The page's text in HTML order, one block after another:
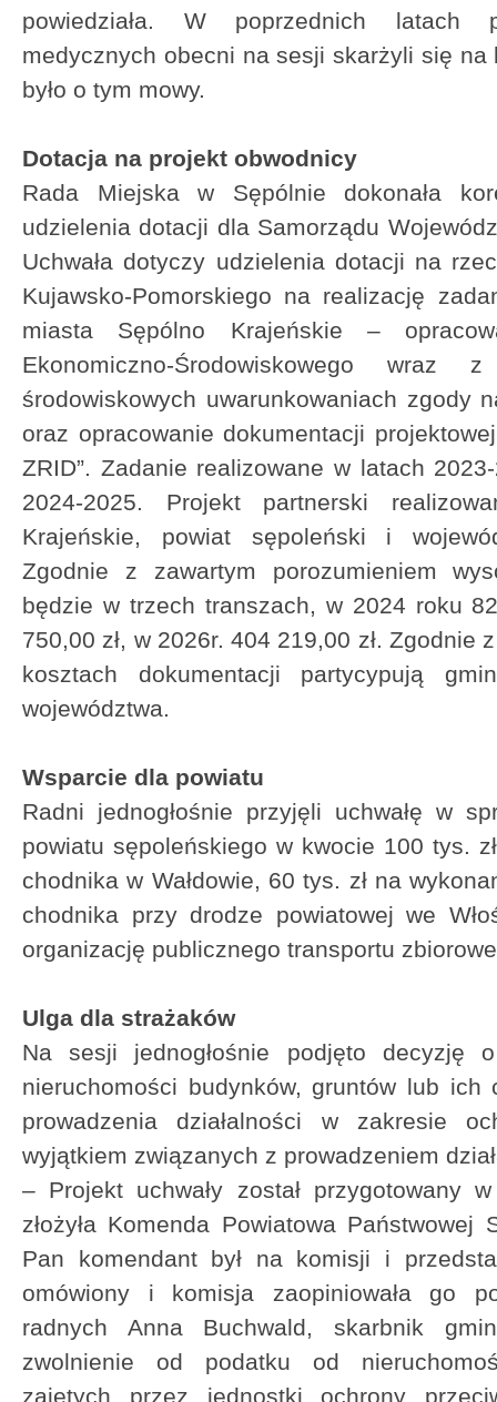
powiedziała. W poprzednich latach
medycznych obecni na sesji skarżyli się
było o tym mowy.
Dotacja na projekt obwodnicy
Rada Miejska w Sępólnie dokonała
udzielenia dotacji dla Samorządu
Uchwała dotyczy udzielenia dotacji na
Kujawsko-Pomorskiego na realizację
miasta Sępólno Krajeńskie –
Ekonomiczno-Środowiskowego
środowiskowych uwarunkowaniach zgody
oraz opracowanie dokumentacji
ZRID”. Zadanie realizowane w latach
2024-2025. Projekt partnerski
Krajeńskie, powiat sępoleński i
Zgodnie z zawartym porozumieniem
będzie w trzech transzach, w 2024 roku
750,00 zł, w 2026r. 404 219,00 zł. Zgodnie
kosztach dokumentacji partycypują
województwa.
Wsparcie dla powiatu
Radni jednogłośnie przyjęli uchwałę w
powiatu sępoleńskiego w kwocie 100 tys.
chodnika w Wałdowie, 60 tys. zł na
chodnika przy drodze powiatowej we
organizację publicznego transportu
Ulga dla strażaków
Na sesji jednogłośnie podjęto decyzję
nieruchomości budynków, gruntów lub
prowadzenia działalności w zakresie
wyjątkiem związanych z prowadzeniem
– Projekt uchwały został przygotowany
złożyła Komenda Powiatowa
Pan komendant był na komisji i
omówiony i komisja zaopiniowała go
radnych Anna Buchwald, skarbnik
zwolnienie od podatku od
zajętych przez jednostki ochrony